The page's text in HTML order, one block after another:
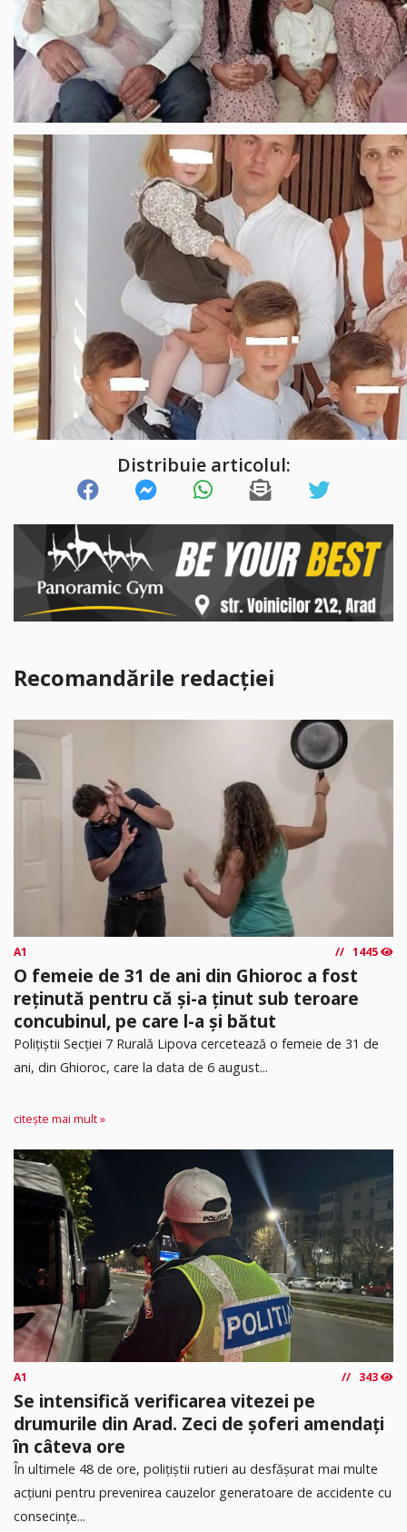
Distribuie articolul:
Recomandările redacției
A1 1445
O femeie de 31 de ani din Ghioroc a fost
reținută pentru că și-a ținut sub teroare
concubinul, pe care l-a și bătut
​Polițiștii Secției 7 Rurală Lipova cercetează o femeie de 31 de
ani, din Ghioroc, care la data de 6 august...
citește mai mult »
A1 343
Se intensifică verificarea vitezei pe
drumurile din Arad. Zeci de șoferi amendați
în câteva ore
În ultimele 48 de ore, polițiștii rutieri au desfășurat mai multe
acțiuni pentru prevenirea cauzelor generatoare de accidente cu
consecințe...